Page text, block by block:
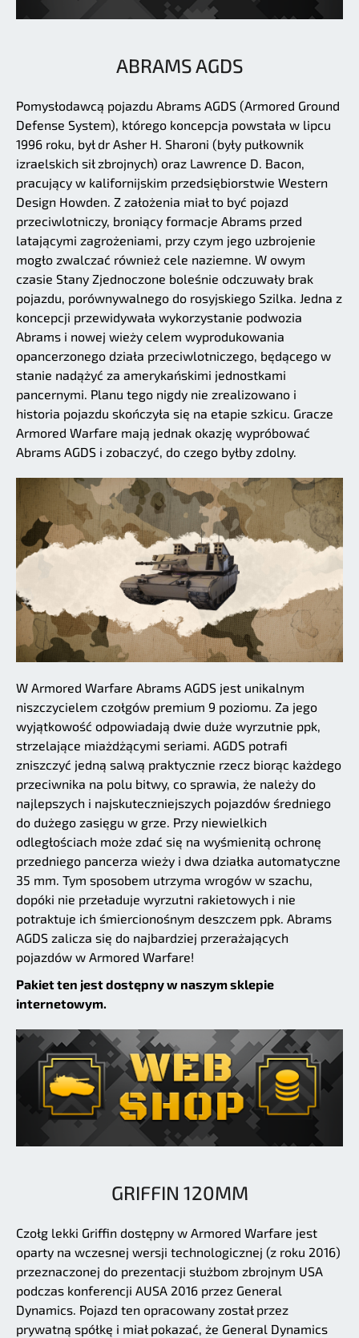
ABRAMS AGDS
Pomysłodawcą pojazdu Abrams AGDS (Armored Ground
Defense System), którego koncepcja powstała w lipcu
1996 roku, był dr Asher H. Sharoni (były pułkownik
izraelskich sił zbrojnych) oraz Lawrence D. Bacon,
pracujący w kalifornijskim przedsiębiorstwie Western
Design Howden. Z założenia miał to być pojazd
przeciwlotniczy, broniący formacje Abrams przed
latającymi zagrożeniami, przy czym jego uzbrojenie
mogło zwalczać również cele naziemne. W owym
czasie Stany Zjednoczone boleśnie odczuwały brak
pojazdu, porównywalnego do rosyjskiego Szilka. Jedna z
koncepcji przewidywała wykorzystanie podwozia
Abrams i nowej wieży celem wyprodukowania
opancerzonego działa przeciwlotniczego, będącego w
stanie nadążyć za amerykańskimi jednostkami
pancernymi. Planu tego nigdy nie zrealizowano i
historia pojazdu skończyła się na etapie szkicu. Gracze
Armored Warfare mają jednak okazję wypróbować
Abrams AGDS i zobaczyć, do czego byłby zdolny.
W Armored Warfare Abrams AGDS jest unikalnym
niszczycielem czołgów premium 9 poziomu. Za jego
wyjątkowość odpowiadają dwie duże wyrzutnie ppk,
strzelające miażdżącymi seriami. AGDS potrafi
zniszczyć jedną salwą praktycznie rzecz biorąc każdego
przeciwnika na polu bitwy, co sprawia, że należy do
najlepszych i najskuteczniejszych pojazdów średniego
do dużego zasięgu w grze. Przy niewielkich
odległościach może zdać się na wyśmienitą ochronę
przedniego pancerza wieży i dwa działka automatyczne
35 mm. Tym sposobem utrzyma wrogów w szachu,
dopóki nie przeładuje wyrzutni rakietowych i nie
potraktuje ich śmiercionośnym deszczem ppk. Abrams
AGDS zalicza się do najbardziej przerażających
pojazdów w Armored Warfare!
Pakiet ten jest dostępny w naszym sklepie
internetowym.
GRIFFIN 120MM
Czołg lekki Griffin dostępny w Armored Warfare jest
oparty na wczesnej wersji technologicznej (z roku 2016)
przeznaczonej do prezentacji służbom zbrojnym USA
podczas konferencji AUSA 2016 przez General
Dynamics. Pojazd ten opracowany został przez
prywatną spółkę i miał pokazać, że General Dynamics